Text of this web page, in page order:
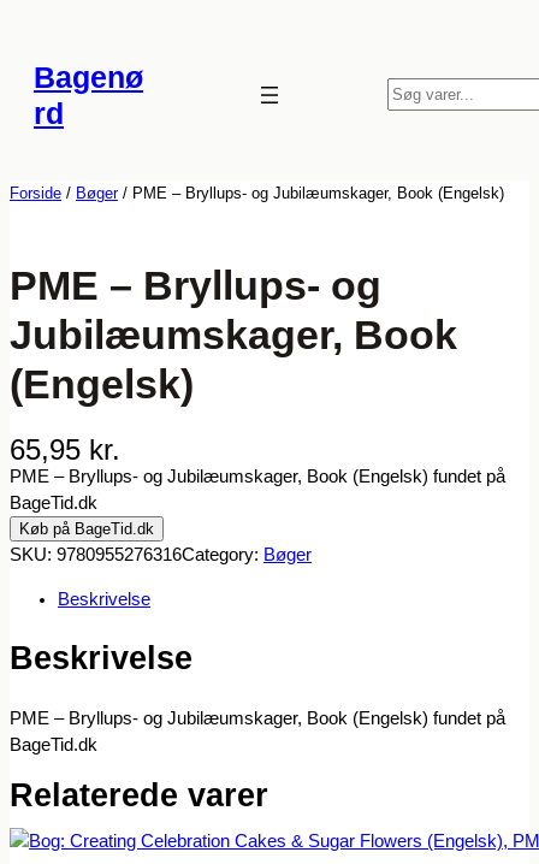
indhold
Bagenø
rd
S
ø
Forside / Bøger/ PME – Bryllups- og Jubilæumskager, Book (Engelsk)
PME – Bryllups- og
Jubilæumskager, Book
(Engelsk)
65,95 kr.
PME – Bryllups- og Jubilæumskager, Book (Engelsk) fundet på
BageTid.dk
Køb på BageTid.dk
SKU: 9780955276316Category: Bøger
Beskrivelse
Beskrivelse
PME – Bryllups- og Jubilæumskager, Book (Engelsk) fundet på
BageTid.dk
Relaterede varer